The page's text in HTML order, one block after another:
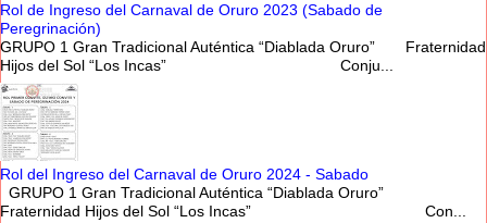
Rol de Ingreso del Carnaval de Oruro 2023 (Sabado de
Peregrinación)
GRUPO 1 Gran Tradicional Auténtica “Diablada Oruro” Fraternidad
Hijos del Sol “Los Incas” Conju...
Rol del Ingreso del Carnaval de Oruro 2024 - Sabado
GRUPO 1 Gran Tradicional Auténtica “Diablada Oruro”
Fraternidad Hijos del Sol “Los Incas” Con...